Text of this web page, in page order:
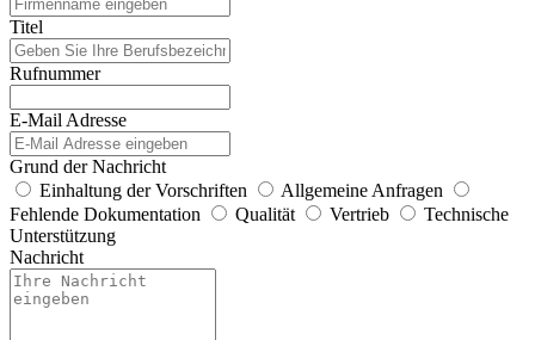
Titel
Rufnummer
E-Mail Adresse
Grund der Nachricht
Einhaltung der Vorschriften
Allgemeine Anfragen
Fehlende Dokumentation
Qualität Vertrieb
Technische
Unterstützung
Nachricht